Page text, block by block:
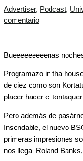
Advertiser, Podcast,
comentario
Bueeeeeeeeenas
Programazo in tha
de diez como son
placer hacer el
Pero además de
Insondable, el nuevo
primeras impresiones
nos llega, Roland